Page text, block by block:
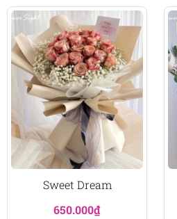
Sweet Dream
650.000₫